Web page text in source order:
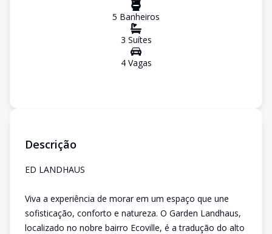
5 Banheiros
3 Suítes
4Vagas
Descrição
ED LANDHAUS
Viva a experiência de morar em um espaço que une
sofisticação, conforto e natureza. O Garden Landhaus,
localizado no nobre bairro Ecoville, é a tradução do alto